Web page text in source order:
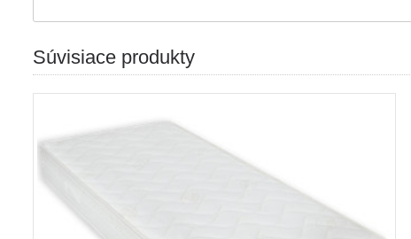
Súvisiace produkty